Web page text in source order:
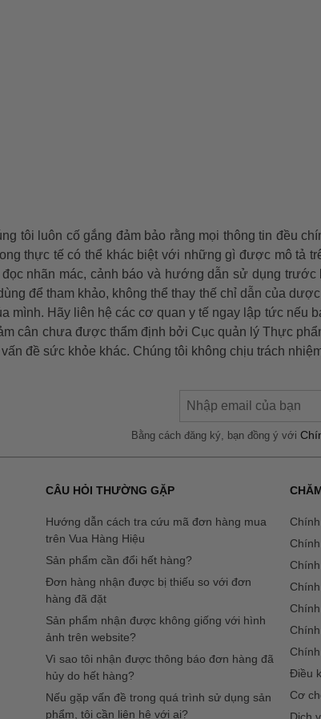
tôi luôn cố gắng đảm bảo rằng mọi thông tin đều
thực tế có thể khác biệt với những gì được mô tả
nhãn mác, cảnh báo và hướng dẫn sử dụng
để tham khảo, không thể thay thế chỉ dẫn của
mình. Hãy liên hệ các cơ quan y tế ngay lập tức nếu
cân chưa được thẩm định bởi Cục quản lý Thực
đề sức khỏe khác. Chúng tôi không chịu trách
Bằng cách đăng ký, bạn đồng ý với
CÂU HỎI THƯỜNG GẶP
Hướng dẫn cách tra cứu mã đơn hàng mua
trên Vua Hàng Hiệu
Sản phẩm cần đổi hết hàng?
Đơn hàng nhận được bị thiếu so với đơn
hàng đã đặt
Sản phẩm nhận được không giống với hình
ảnh trên website?
Vì sao tôi nhận được thông báo đơn hàng đã
hủy do hết hàng?
Nếu gặp vấn đề trong quá trình sử dụng sản
phẩm, tôi cần liên hệ với ai?
Điều
Cơ